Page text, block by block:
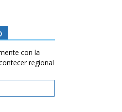
con la
regional